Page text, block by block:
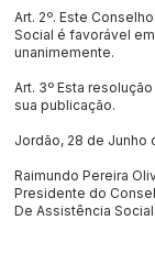
Art. 2º. Este
Social é favorável
unanimemente.
Art. 3º Esta
sua publicação.
Jordão, 28 de Junho
Raimundo Pereira
Presidente do
De Assistência